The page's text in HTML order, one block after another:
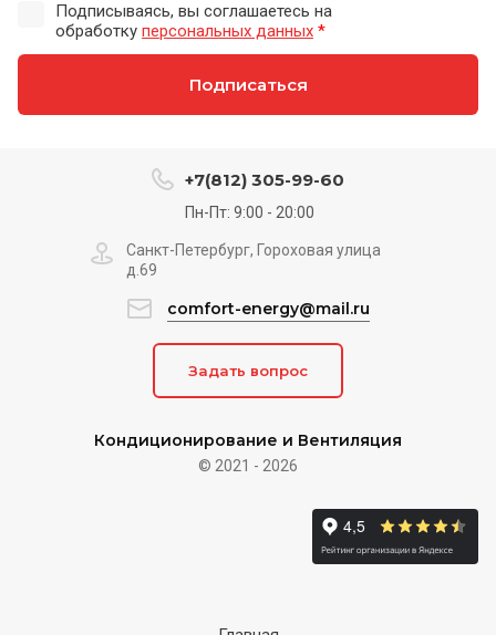
Подписываясь, вы соглашаетесь на
обработку персональных данных *
Подписаться
Кондиционирование и Вентиляция
© 2021 - 2026
+7(812) 305-99-60
Пн-Пт: 9:00 - 20:00
Санкт-Петербург, Гороховая улица
д.69
comfort-energy@mail.ru
Задать вопрос